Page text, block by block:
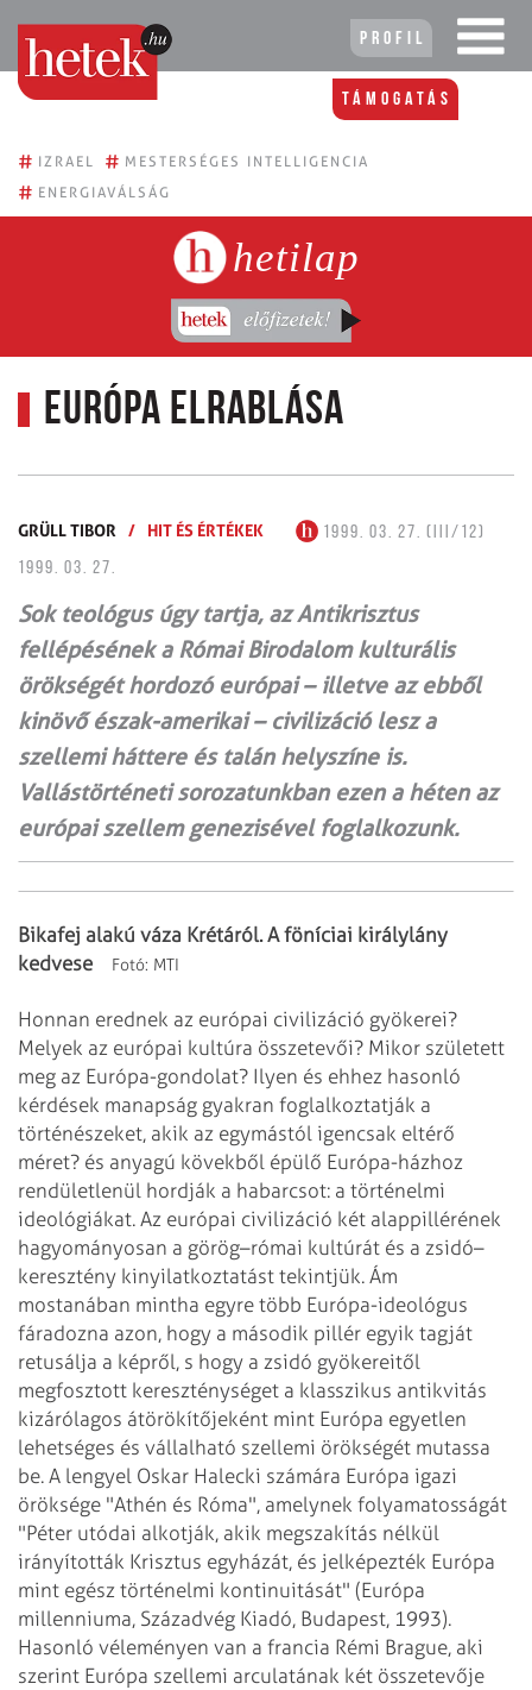
Profil
Támogatás
# IZRAEL # MESTERSÉGES INTELLIGENCIA
# ENERGIAVÁLSÁG
hetilap
Európa elrablása
GRÜLL TIBOR / HIT ÉS ÉRTÉKEK
1999. 03. 27. (III/12)
1999. 03. 27.
Sok teológus úgy tartja, az Antikrisztus
fellépésének a Római Birodalom kulturális
örökségét hordozó európai – illetve az ebből
kinövő észak-amerikai – civilizáció lesz a
szellemi háttere és talán helyszíne is.
Vallástörténeti sorozatunkban ezen a héten az
európai szellem genezisével foglalkozunk.
Bikafej alakú váza Krétáról. A föníciai királylány
kedvese
Fotó: MTI
Honnan erednek az európai civilizáció gyökerei?
Melyek az európai kultúra összetevői? Mikor született
meg az Európa-gondolat? Ilyen és ehhez hasonló
kérdések manapság gyakran foglalkoztatják a
történészeket, akik az egymástól igencsak eltérő
méret? és anyagú kövekből épülő Európa-házhoz
rendületlenül hordják a habarcsot: a történelmi
ideológiákat. Az európai civilizáció két alappillérének
hagyományosan a görög–római kultúrát és a zsidó–
keresztény kinyilatkoztatást tekintjük. Ám
mostanában mintha egyre több Európa-ideológus
fáradozna azon, hogy a második pillér egyik tagját
retusálja a képről, s hogy a zsidó gyökereitől
megfosztott kereszténységet a klasszikus antikvitás
kizárólagos átörökítőjeként mint Európa egyetlen
lehetséges és vállalható szellemi örökségét mutassa
be. A lengyel Oskar Halecki számára Európa igazi
öröksége "Athén és Róma", amelynek folyamatosságát
"Péter utódai alkotják, akik megszakítás nélkül
irányították Krisztus egyházát, és jelképezték Európa
mint egész történelmi kontinuitását" (Európa
millenniuma, Századvég Kiadó, Budapest, 1993).
Hasonló véleményen van a francia Rémi Brague, aki
szerint Európa szellemi arculatának két összetevője